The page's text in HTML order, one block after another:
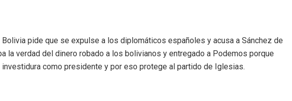
Bolivia pide que se expulse a los diplomáticos españoles y acusa a Sánchez de
la verdad del dinero robado a los bolivianos y entregado a Podemos porque
como presidente y por eso protege al partido de Iglesias.